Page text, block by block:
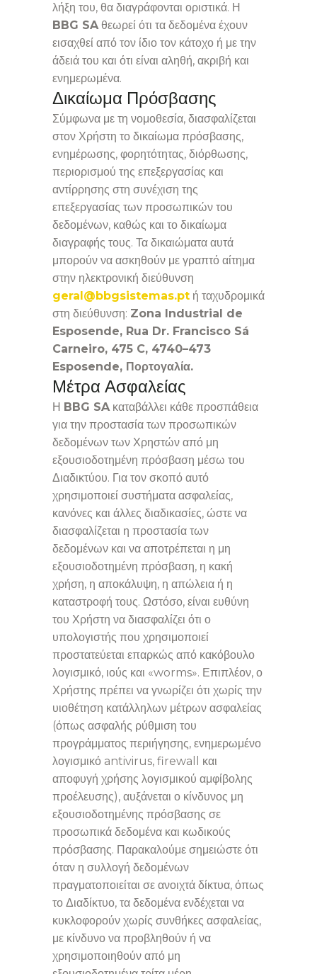
λήξη του, θα διαγράφονται οριστικά. Η
BBG SAθεωρεί ότι τα δεδομένα έχουν
εισαχθεί από τον ίδιο τον κάτοχο ή με την
άδειά του και ότι είναι αληθή, ακριβή και
ενημερωμένα.
Δικαίωμα Πρόσβασης
Σύμφωνα με τη νομοθεσία, διασφαλίζεται
στον Χρήστη το δικαίωμα πρόσβασης,
ενημέρωσης, φορητότητας, διόρθωσης,
περιορισμού της επεξεργασίας και
αντίρρησης στη συνέχιση της
επεξεργασίας των προσωπικών του
δεδομένων, καθώς και το δικαίωμα
διαγραφής τους. Τα δικαιώματα αυτά
μπορούν να ασκηθούν με γραπτό αίτημα
στην ηλεκτρονική διεύθυνση
geral@bbgsistemas.pt ή ταχυδρομικά
στη διεύθυνση: Zona Industrial de
Esposende, Rua Dr. Francisco Sá
Carneiro, 475 C, 4740–473
Esposende, Πορτογαλία.
Μέτρα Ασφαλείας
Η BBG SAκαταβάλλει κάθε προσπάθεια
για την προστασία των προσωπικών
δεδομένων των Χρηστών από μη
εξουσιοδοτημένη πρόσβαση μέσω του
Διαδικτύου. Για τον σκοπό αυτό
χρησιμοποιεί συστήματα ασφαλείας,
κανόνες και άλλες διαδικασίες, ώστε να
διασφαλίζεται η προστασία των
δεδομένων και να αποτρέπεται η μη
εξουσιοδοτημένη πρόσβαση, η κακή
χρήση, η αποκάλυψη, η απώλεια ή η
καταστροφή τους. Ωστόσο, είναι ευθύνη
του Χρήστη να διασφαλίζει ότι ο
υπολογιστής που χρησιμοποιεί
προστατεύεται επαρκώς από κακόβουλο
λογισμικό, ιούς και «worms». Επιπλέον, ο
Χρήστης πρέπει να γνωρίζει ότι χωρίς την
υιοθέτηση κατάλληλων μέτρων ασφαλείας
(όπως ασφαλής ρύθμιση του
προγράμματος περιήγησης, ενημερωμένο
λογισμικό antivirus, firewall και
αποφυγή χρήσης λογισμικού αμφίβολης
προέλευσης), αυξάνεται ο κίνδυνος μη
εξουσιοδοτημένης πρόσβασης σε
προσωπικά δεδομένα και κωδικούς
πρόσβασης. Παρακαλούμε σημειώστε ότι
όταν η συλλογή δεδομένων
πραγματοποιείται σε ανοιχτά δίκτυα, όπως
το Διαδίκτυο, τα δεδομένα ενδέχεται να
κυκλοφορούν χωρίς συνθήκες ασφαλείας,
με κίνδυνο να προβληθούν ή να
χρησιμοποιηθούν από μη